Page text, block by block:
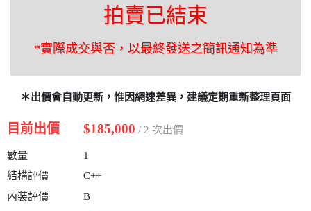
拍賣已結束
*實際成交與否，以最終發送之簡訊通知為準
＊出價會自動更新，惟因網速差異，建議定期重新整理頁面
目前出價 $185,000 / 2 次出價
數量
1
結構評價
C++
內裝評價
B